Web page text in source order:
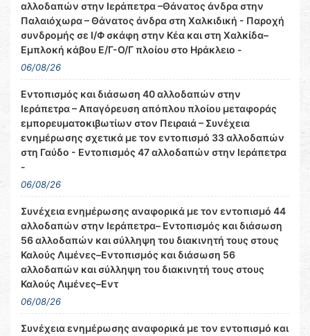
αλλοδαπών στην Ιεράπετρα –Θάνατος άνδρα στην
Παλαιόχωρα – Θάνατος άνδρα στη Χαλκιδική - Παροχή
συνδρομής σε Ι/Φ σκάφη στην Κέα και στη Χαλκίδα–
Εμπλοκή κάβου Ε/Γ-Ο/Γ πλοίου στο Ηράκλειο -
06/08/26
Εντοπισμός και διάσωση 40 αλλοδαπών στην
Ιεράπετρα – Απαγόρευση απόπλου πλοίου μεταφοράς
εμπορευματοκιβωτίων στον Πειραιά – Συνέχεια
ενημέρωσης σχετικά με τον εντοπισμό 33 αλλοδαπών
στη Γαύδο - Εντοπισμός 47 αλλοδαπών στην Ιεράπετρα
-
06/08/26
Συνέχεια ενημέρωσης αναφορικά με τον εντοπισμό 44
αλλοδαπών στην Ιεράπετρα– Εντοπισμός και διάσωση
56 αλλοδαπών και σύλληψη του διακινητή τους στους
Καλούς Λιμένες–Εντοπισμός και διάσωση 56
αλλοδαπών και σύλληψη του διακινητή τους στους
Καλούς Λιμένες–Εντ
06/08/26
Συνέχεια ενημέρωσης αναφορικά με τον εντοπισμό και